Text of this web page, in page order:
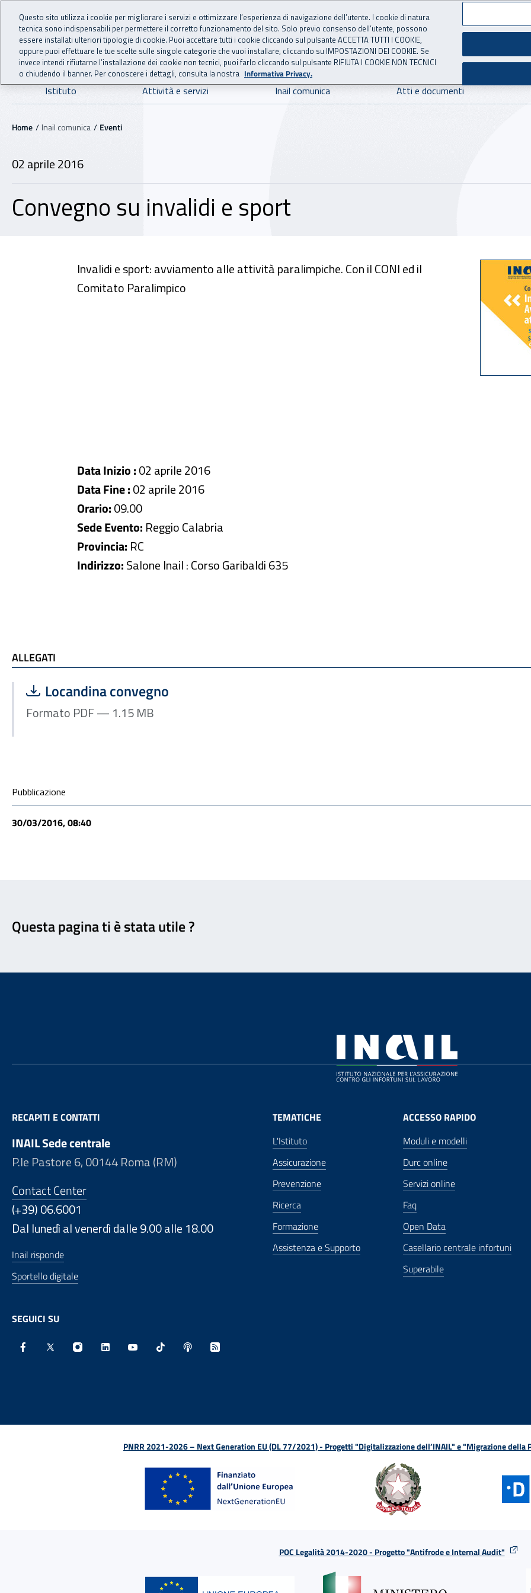
Vai al menu principale
Vai al contenuto principale
INAIL - Istituto Nazionale per l'Assicurazione
Navigazione principale
Istituto Attività e servizi Inail comunica Atti e documenti
Navigazione - Ti trovi in:
Home Inail comunica Eventi
02 aprile 2016
Convegno su invalidi e sport
Convegno su invalidi e sport
Invalidi e sport: avviamento alle attività paralimpiche. Con il CONI ed il
Comitato Paralimpico
Data Inizio :02 aprile 2016
Data Fine :02 aprile 2016
Orario:09.00
Sede Evento: Reggio Calabria
Provincia: RC
Indirizzo:Salone Inail : Corso Garibaldi 635
ALLEGATI
ALLEGATI
Scarica file:
Locandina convegno
Formato PDF — 1.15 MB
Condivisione social
Pubblicazione
30/03/2016, 08:40
Questa pagina ti è stata utile ?
RECAPITI E CONTATTI
INAIL Sede centrale
P.le Pastore 6, 00144 Roma (RM)
Contact Center
(+39) 06.6001
Dal lunedì al venerdì dalle 9.00 alle 18.00
Inail risponde
Sportello digitale
SEGUICI SU
TEMATICHE
L'Istituto
Assicurazione
Prevenzione
Ricerca
Formazione
Assistenza e Supporto
ACCESSO RAPIDO
Moduli e modelli
Durc online
Servizi online
Faq
Open Data
Casellario centrale infortuni
Superabile
PNRR 2021-2026 – Next Generation EU (DL 77/2021) - Progetti "Digitalizzazione dell’INAIL" e "Migrazione della
POC Legalità 2014-2020 - Progetto "Antifrode e Internal Audit"
Questo sito utilizza i cookie per migliorare i servizi e ottimizzare l’esperienza di navigazione dell’utente. I cookie di natura
tecnica sono indispensabili per permettere il corretto funzionamento del sito. Solo previo consenso dell’utente, possono
essere installati ulteriori tipologie di cookie. Puoi accettare tutti i cookie cliccando sul pulsante ACCETTA TUTTI I COOKIE,
oppure puoi effettuare le tue scelte sulle singole categorie che vuoi installare, cliccando su IMPOSTAZIONI DEI COOKIE. Se
invece intendi rifiutarne l’installazione dei cookie non tecnici, puoi farlo cliccando sul pulsante RIFIUTA I COOKIE NON TECNICI
o chiudendo il banner. Per conoscere i dettagli, consulta la nostra Informativa Privacy.